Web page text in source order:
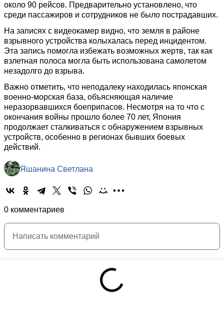
около 90 рейсов. Предварительно установлено, что
среди пассажиров и сотрудников не было пострадавших.
На записях с видеокамер видно, что земля в районе
взрывного устройства колыхалась перед инцидентом.
Эта запись помогла избежать возможных жертв, так как
взлетная полоса могла быть использована самолетом
незадолго до взрыва.
Важно отметить, что неподалеку находилась японская
военно-морская база, объясняющая наличие
неразорвавшихся боеприпасов. Несмотря на то что с
окончания войны прошло более 70 лет, Япония
продолжает сталкиваться с обнаружением взрывных
устройств, особенно в регионах бывших боевых
действий.
Яшанина Светлана
0 комментариев